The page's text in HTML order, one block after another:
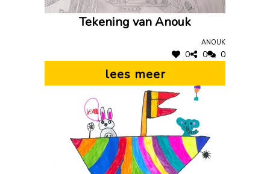
Tekening van Anouk
Anouk
0 0 0
lees meer